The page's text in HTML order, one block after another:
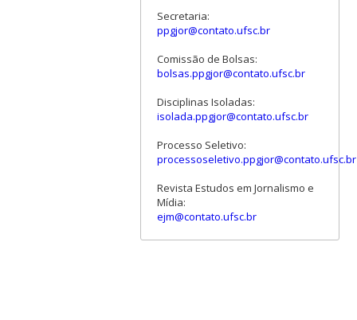
Secretaria:
ppgjor@contato.ufsc.br
Comissão de Bolsas:
bolsas.ppgjor@contato.ufsc.br
Disciplinas Isoladas:
isolada.ppgjor@contato.ufsc.br
Processo Seletivo:
processoseletivo.ppgjor@contato.ufsc.br
Revista Estudos em Jornalismo e
Mídia:
ejm@contato.ufsc.br